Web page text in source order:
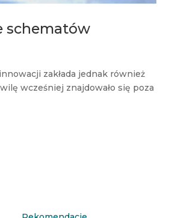
schematów
zakłada jednak również
wcześniej znajdowało się poza